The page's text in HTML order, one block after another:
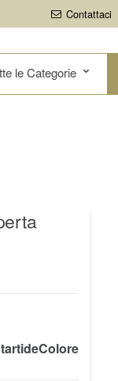
Contattaci